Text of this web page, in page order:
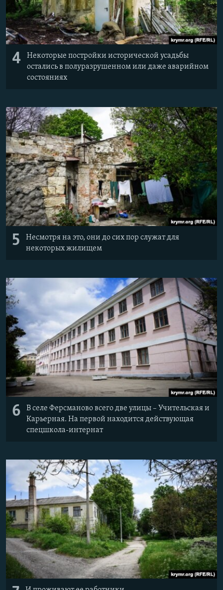
4
Некоторые постройки исторической усадьбы
остались в полуразрушенном или даже аварийном
состояниях
5
​Несмотря на это, они до сих пор служат для
некоторых жилищем
6
В селе Ферсманово всего две улицы – Учительская и
Карьерная. На первой находится действующая
спецшкола-интернат